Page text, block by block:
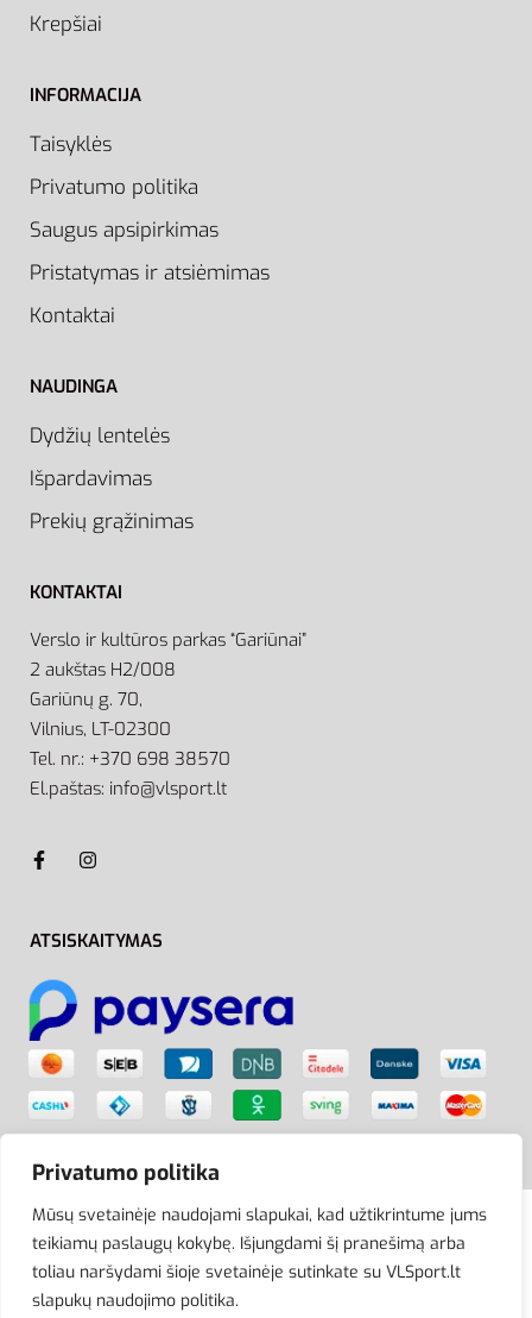
Privatumo politika
Mūsų svetainėje naudojami slapukai, kad užtikrintume jums
teikiamų paslaugų kokybę. Išjungdami šį pranešimą arba
toliau naršydami šioje svetainėje sutinkate su VLSport.lt
slapukų naudojimo politika.
Krepšiai
INFORMACIJA
Taisyklės
Privatumo politika
Saugus apsipirkimas
Pristatymas ir atsiėmimas
Kontaktai
NAUDINGA
Dydžių lentelės
Išpardavimas
Prekių grąžinimas
KONTAKTAI
Verslo ir kultūros parkas “Gariūnai”
2 aukštas H2/008
Gariūnų g. 70,
Vilnius, LT-02300
Tel. nr.: +370 698 38570
El.paštas: info@vlsport.lt
ATSISKAITYMAS
© VLSport. 2026. Visos teisės saugomos.
Kopijuoti, platinti svetainės turinį be autorių sutikimo
griežtai draudžiama.